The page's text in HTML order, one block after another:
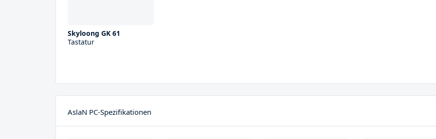
Skyloong GK 61
Tastatur
AslaN PC-Spezifikationen